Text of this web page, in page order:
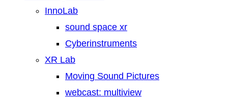
InnoLab
sound space xr
Cyberinstruments
XR Lab
Moving Sound Pictures
webcast: multiview